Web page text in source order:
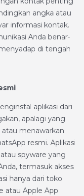
angka atau
informasi kontak.
Anda benar-
di tengah
aplikasi dari
apalagi yang
menawarkan
resmi. Aplikasi
spyware yang
termasuk akses
hanya dari toko
atau Apple App